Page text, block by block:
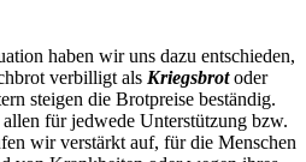
haben wir uns dazu entschieden,
verbilligt als Kriegsbrotoder
steigen die Brotpreise beständig.
für jedwede Unterstützung bzw.
wir verstärkt auf, für die Menschen